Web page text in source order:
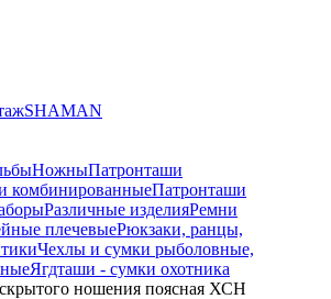
SHAMAN
НожныПатронташи
комбинированныеПатронташи
Различные изделияРемни
плечевыеРюкзаки, ранцы,
Чехлы и сумки рыболовные,
Ягдташи - сумки охотника
ношения поясная ХСН